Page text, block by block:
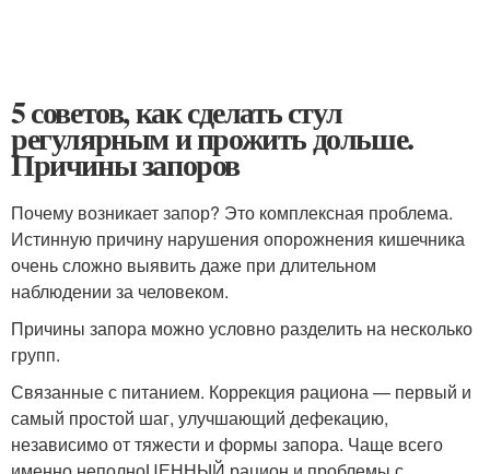
5 советов, как сделать стул
регулярным и прожить дольше.
Причины запоров
Почему возникает запор? Это комплексная проблема.
Истинную причину нарушения опорожнения кишечника
очень сложно выявить даже при длительном
наблюдении за человеком.
Причины запора можно условно разделить на несколько
групп.
Связанные с питанием. Коррекция рациона — первый и
самый простой шаг, улучшающий дефекацию,
независимо от тяжести и формы запора. Чаще всего